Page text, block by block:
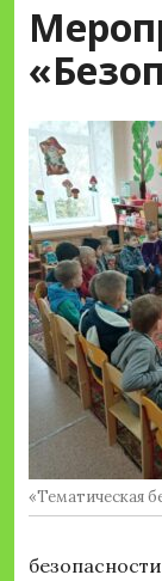
«Тематическая